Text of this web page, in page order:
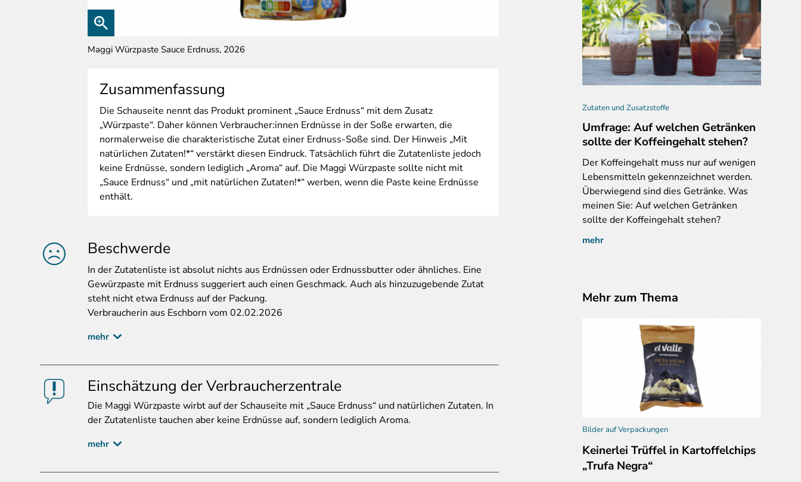
Maggi Würzpaste Sauce Erdnuss, 2026 Zutaten, Maggi Würzpaste Sauce Erdnuss, 2026
Zusammenfassung
Die Schauseite nennt das Produkt prominent „Sauce Erdnuss“ mit dem Zusatz
„Würzpaste“. Daher können Verbraucher:innen Erdnüsse in der Soße erwarten, die
normalerweise die charakteristische Zutat einer Erdnuss-Soße sind. Der Hinweis „Mit
natürlichen Zutaten!*“ verstärkt diesen Eindruck. Tatsächlich führt die Zutatenliste jedoch
keine Erdnüsse, sondern lediglich „Aroma“ auf. Die Maggi Würzpaste sollte nicht mit
„Sauce Erdnuss“ und „mit natürlichen Zutaten!*“ werben, wenn die Paste keine Erdnüsse
enthält.
Beschwerde
In der Zutatenliste ist absolut nichts aus Erdnüssen oder Erdnussbutter oder ähnliches. Eine
Gewürzpaste mit Erdnuss suggeriert auch einen Geschmack. Auch als hinzuzugebende Zutat
steht nicht etwa Erdnuss auf der Packung.
Verbraucherin aus Eschborn vom 02.02.2026
mehr
Einschätzung der Verbraucherzentrale
Die Maggi Würzpaste wirbt auf der Schauseite mit „Sauce Erdnuss“ und natürlichen Zutaten. In
der Zutatenliste tauchen aber keine Erdnüsse auf, sondern lediglich Aroma.
mehr
Zutaten und Zusatzstoffe
Umfrage: Auf welchen Getränken
sollte der Koffeingehalt stehen?
Der Koffeingehalt muss nur auf wenigen
Lebensmitteln gekennzeichnet werden.
Überwiegend sind dies Getränke. Was
meinen Sie: Auf welchen Getränken
sollte der Koffeingehalt stehen?
mehr
Mehr zum Thema
Bilder auf Verpackungen
Keinerlei Trüffel in Kartoffelchips
„Trufa Negra“